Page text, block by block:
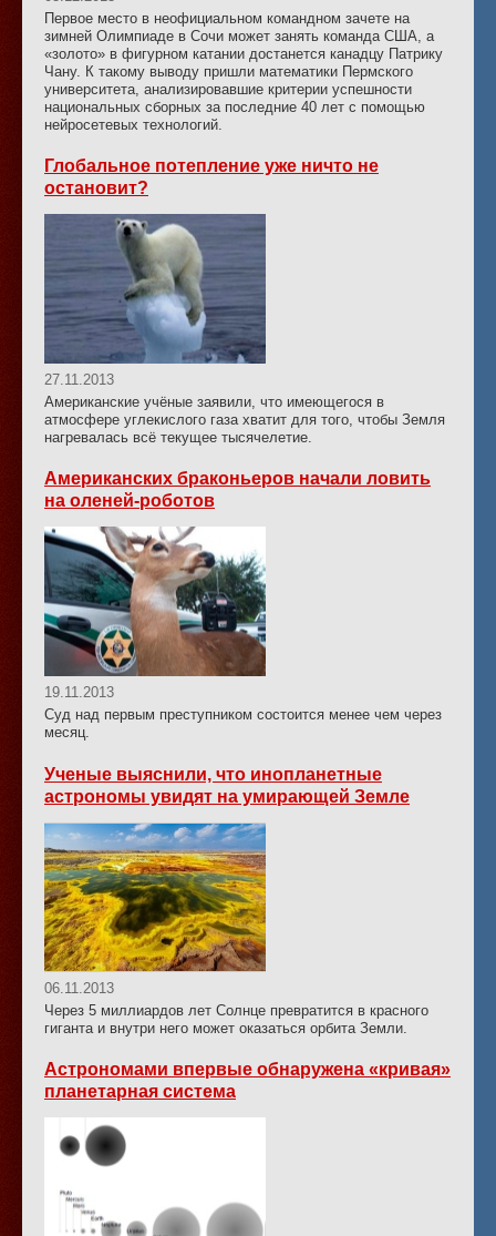
Первое место в неофициальном командном зачете на
зимней Олимпиаде в Сочи может занять команда США, а
«золото» в фигурном катании достанется канадцу Патрику
Чану. К такому выводу пришли математики Пермского
университета, анализировавшие критерии успешности
национальных сборных за последние 40 лет с помощью
нейросетевых технологий.
Глобальное потепление уже ничто не
остановит?
27.11.2013
Американские учёные заявили, что имеющегося в
атмосфере углекислого газа хватит для того, чтобы Земля
нагревалась всё текущее тысячелетие.
Американских браконьеров начали ловить
на оленей-роботов
19.11.2013
Суд над первым преступником состоится менее чем через
месяц.
Ученые выяснили, что инопланетные
астрономы увидят на умирающей Земле
06.11.2013
Через 5 миллиардов лет Солнце превратится в красного
гиганта и внутри него может оказаться орбита Земли.
Астрономами впервые обнаружена «кривая»
планетарная система